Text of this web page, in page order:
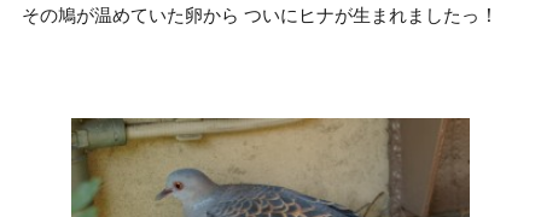
その鳩が温めていた卵から ついにヒナが生まれましたっ ！